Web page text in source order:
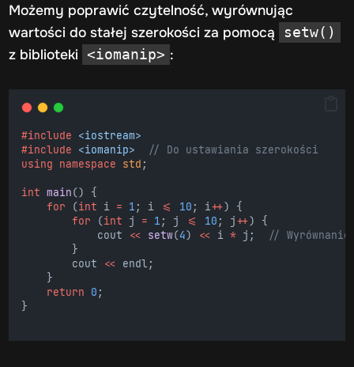
Możemy poprawić czytelność, wyrównując
wartości do stałej szerokości za pomocą
setw()
z biblioteki <iomanip> :
#include <iostream>
#include <iomanip>
// Do ustawiania szerokości
using namespace std;
int main() {
for (int i = 1; i <= 10; i++) {
for (int j = 1; j <= 10; j++) {
            cout
<< setw(4) << i * j;
//
        }
        cout
<<
endl;
    }
return 0;
}